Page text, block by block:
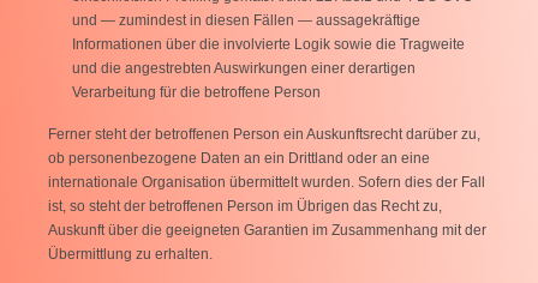
und — zumindest in diesen Fällen — aussagekräftige
Informationen über die involvierte Logik sowie die Tragweite
und die angestrebten Auswirkungen einer derartigen
Verarbeitung für die betroffene Person
Ferner steht der betroffenen Person ein Auskunftsrecht darüber zu,
ob personenbezogene Daten an ein Drittland oder an eine
internationale Organisation übermittelt wurden. Sofern dies der Fall
ist, so steht der betroffenen Person im Übrigen das Recht zu,
Auskunft über die geeigneten Garantien im Zusammenhang mit der
Übermittlung zu erhalten.